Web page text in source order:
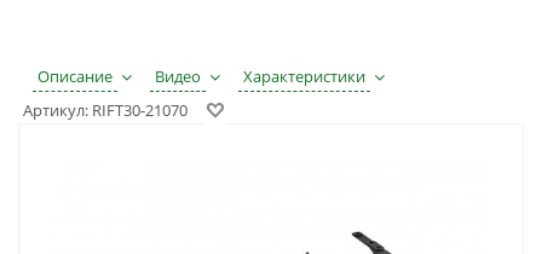
Описание Видео
Характеристики
Артикул: RIFT30-21070